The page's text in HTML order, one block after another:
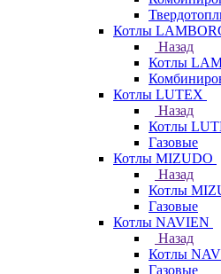
Котлы
Назад
Котлы
Котлы LUTEX
Назад
Котлы
Газовые
Котлы MIZUDO
Назад
Котлы
Газовые
Котлы NAVIEN
Назад
Котлы
Газовые